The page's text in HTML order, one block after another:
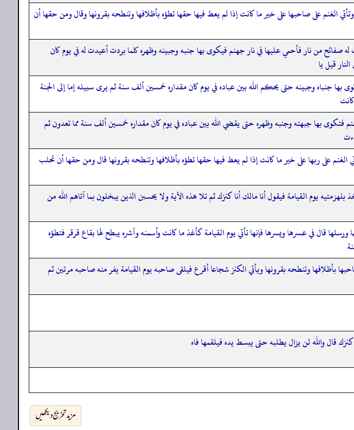
الغنم على صاحبها على خير ما كانت إذا لم يعط فيها حقها تطؤه بأظلافها وتنطحه بقرونها وقال ومن حقها أن
من نار فأحمي عليها في نار جهنم فيكوى بها جنبه وجبينه وظهره كلما بردت أعيدت له في يوم كان
قيل يا
جنباه وجبينه حتى يحكم الله بين عباده في يوم كان مقداره خمسين ألف سنة ثم يرى سبيله إما إلى الجنة
بها جبهته وجنبه وظهره حتى يقضي الله بين عباده في يوم كان مقداره خمسين ألف سنة مما تعدون ثم
الغنم على ربها على خير ما كانت إذا لم يعط فيها حقها تطؤه بأظلافها وتنطحه بقرونها قال ومن حقها أن تحلب
بلهزمتيه يوم القيامة فيقول أنا مالك أنا كنزك ثم تلا هذه الآية ولا يحسبن الذين يبخلون بما آتاهم الله من
قال في عسرها ويسرها فإنها تأتي يوم القيامة كأغذ ما كانت وأسمنه وآشره يبطح لها بقاع قرقر فتطؤه
بأظلافها وتنطحه بقرونها ويأتي الكنز شجاعا أقرع فيلقى صاحبه يوم القيامة يفر منه صاحبه مرتين ثم
قال والله لن يزال يطلبه حتى يبسط يده فيلقمها فاه
مزید تخریج دیکھیں